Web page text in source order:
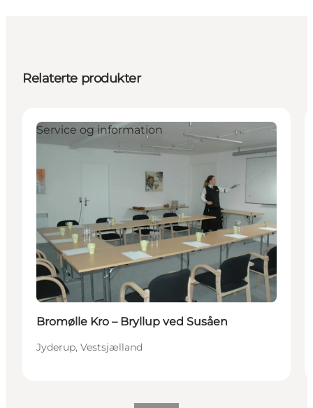
Relaterte produkter
Service og information
Bromølle Kro – Bryllup ved Susåen
Jyderup, Vestsjælland